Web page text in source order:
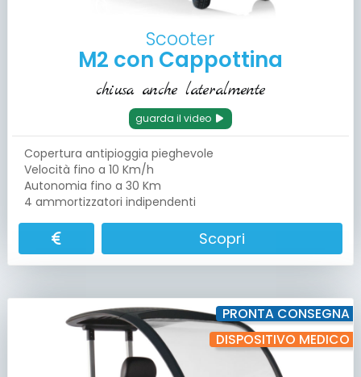
Scooter
M2 con Cappottina
chiusa anche lateralmente
guarda il video
Copertura antipioggia pieghevole
Velocità fino a 10 Km/h
Autonomia fino a 30 Km
4 ammortizzatori indipendenti
Scopri
PRONTA CONSEGNA
DISPOSITIVO MEDICO